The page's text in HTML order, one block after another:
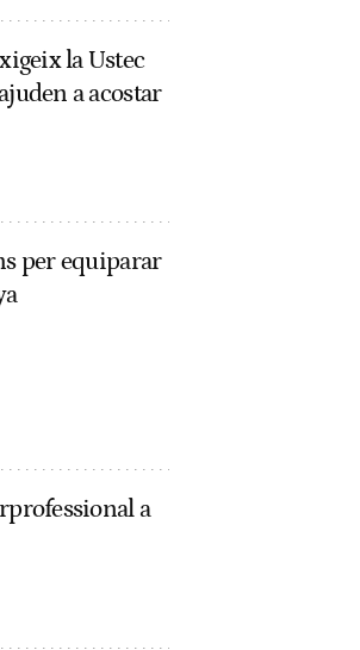
la Ustec
a acostar
per equiparar
a